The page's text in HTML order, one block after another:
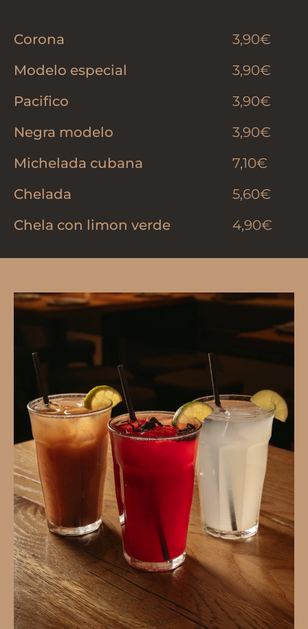
Corona
3,90€
Modelo especial
3,90€
Pacifico
3,90€
Negra modelo
3,90€
Michelada cubana
7,10€
Chelada
5,60€
Chela con limon verde
4,90€